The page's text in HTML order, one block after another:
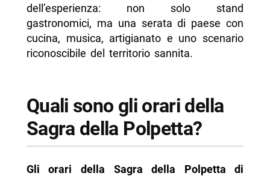
dell’esperienza: non solo stand
gastronomici, ma una serata di paese con
cucina, musica, artigianato e uno scenario
riconoscibile del territorio sannita.
Quali sono gli orari della
Sagra della Polpetta?
Gli orari della Sagra della Polpetta di